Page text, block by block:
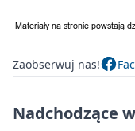
Zaobserwuj nas!
Nadchodzące